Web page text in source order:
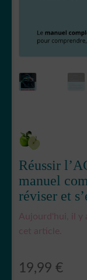
Réussir
manuel
réviser et
Aujourd'hui, il y
cet article.
19,99 €